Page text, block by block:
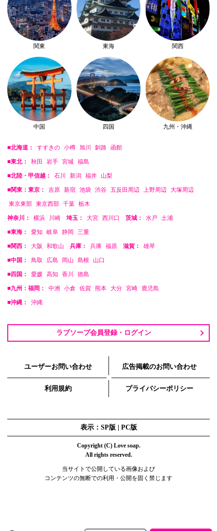
関東 東海 関西
中国 四国 九州・沖縄
■北海道： すすきの 小樽 旭川 釧路 函館
■東北： 秋田 岩手 宮城 福島
■北陸・甲信越： 石川 新潟 福井 山梨
■関東：東京： 吉原 新宿 池袋 渋谷 五反田周辺 上野周辺 大塚周辺
東京東部 東京西部 千葉 栃木
神奈川： 横浜 川崎 埼玉： 大宮 西川口 茨城： 水戸 土浦
■東海： 愛知 岐阜 静岡 三重
■関西： 大阪 和歌山 兵庫： 兵庫 福原 滋賀： 雄琴
■中国： 鳥取 広島 岡山 島根 山口
■四国： 愛媛 高知 香川 徳島
■九州：福岡： 中洲 小倉 佐賀 熊本 大分 宮崎 鹿児島
■沖縄： 沖縄
ラブソープ会員登録・ログイン
ユーザーお問い合わせ 広告掲載のお問い合わせ
利用規約 プライバシーポリシー
表示：SP版 | PC版
Copyright (C) Love soap.
All rights reserved.
当サイトで公開している画像および
コンテンツの無断での利用・公開を固く禁じます